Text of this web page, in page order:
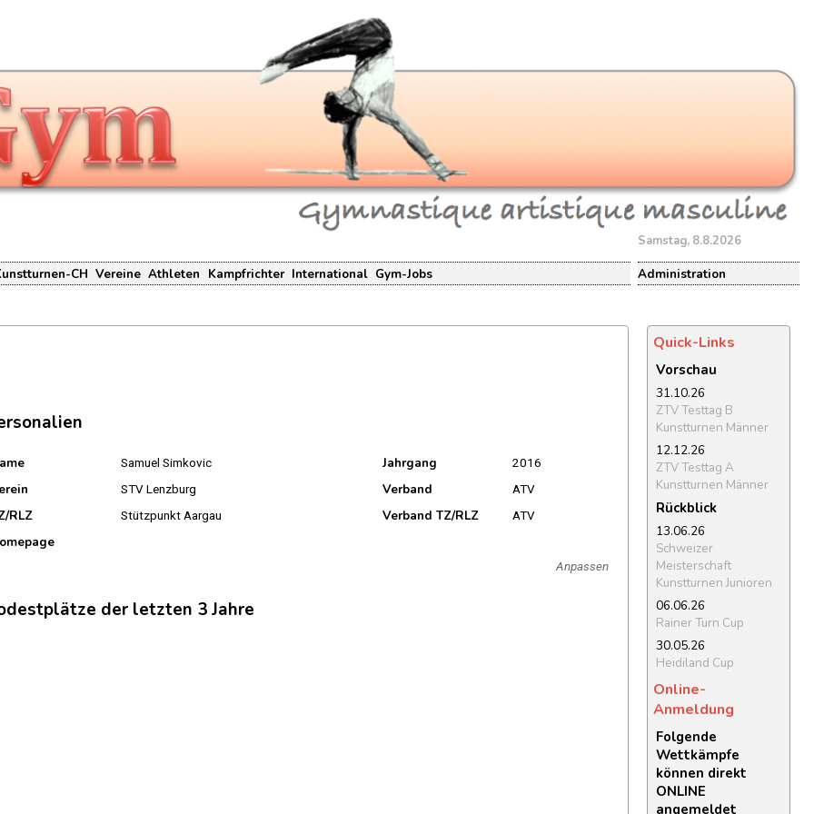
Samstag, 8.8.2026
CH Vereine Athleten Kampfrichter International Gym-Jobs Administration
Samuel Simkovic Jahrgang 2016
STV Lenzburg Verband ATV
RLZ Stützpunkt Aargau Verband TZ/RLZ ATV
Anpassen
der letzten 3 Jahre
Quick-Links
Vorschau
31.10.26
ZTV Testtag B
Kunstturnen Männer
12.12.26
ZTV Testtag A
Kunstturnen Männer
Rückblick
13.06.26
Schweizer
Meisterschaft
Kunstturnen Junioren
06.06.26
Rainer Turn Cup
30.05.26
Heidiland Cup
Online-
Anmeldung
Folgende
Wettkämpfe
können direkt
ONLINE
angemeldet